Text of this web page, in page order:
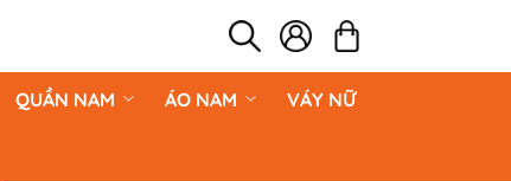
QUẦN NAM ÁO NAM VÁY NỮ